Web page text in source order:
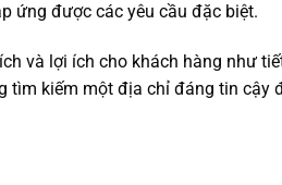
ứng được các yêu cầu đặc biệt.
và lợi ích cho khách hàng như
tìm kiếm một địa chỉ đáng tin cậy